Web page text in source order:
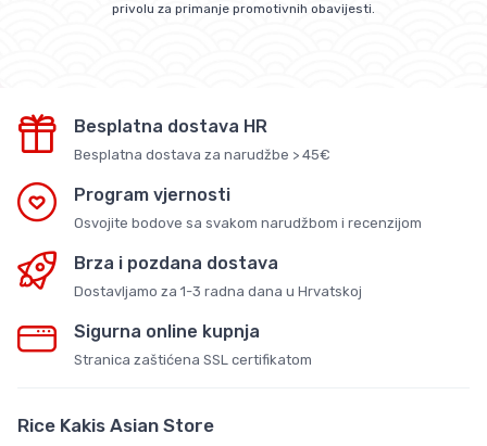
privolu za primanje promotivnih obavijesti.
Besplatna dostava HR
Besplatna dostava za narudžbe > 45€
Program vjernosti
Osvojite bodove sa svakom narudžbom i recenzijom
Brza i pozdana dostava
Dostavljamo za 1-3 radna dana u Hrvatskoj
Sigurna online kupnja
Stranica zaštićena SSL certifikatom
Rice Kakis Asian Store